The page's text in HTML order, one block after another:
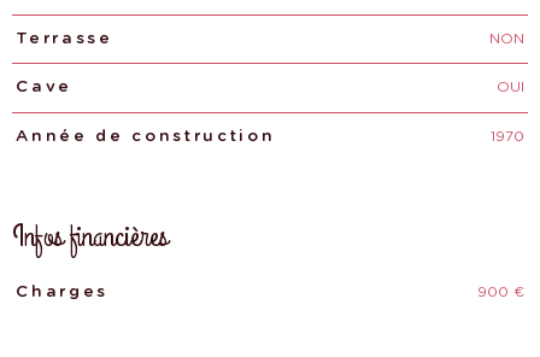
Terrasse NON
Cave OUI
Année de construction 1970
Infos financières
Caractéristiques
Charges 900 €